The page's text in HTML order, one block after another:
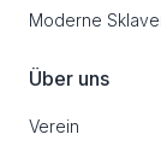
Moderne
Über uns
Verein